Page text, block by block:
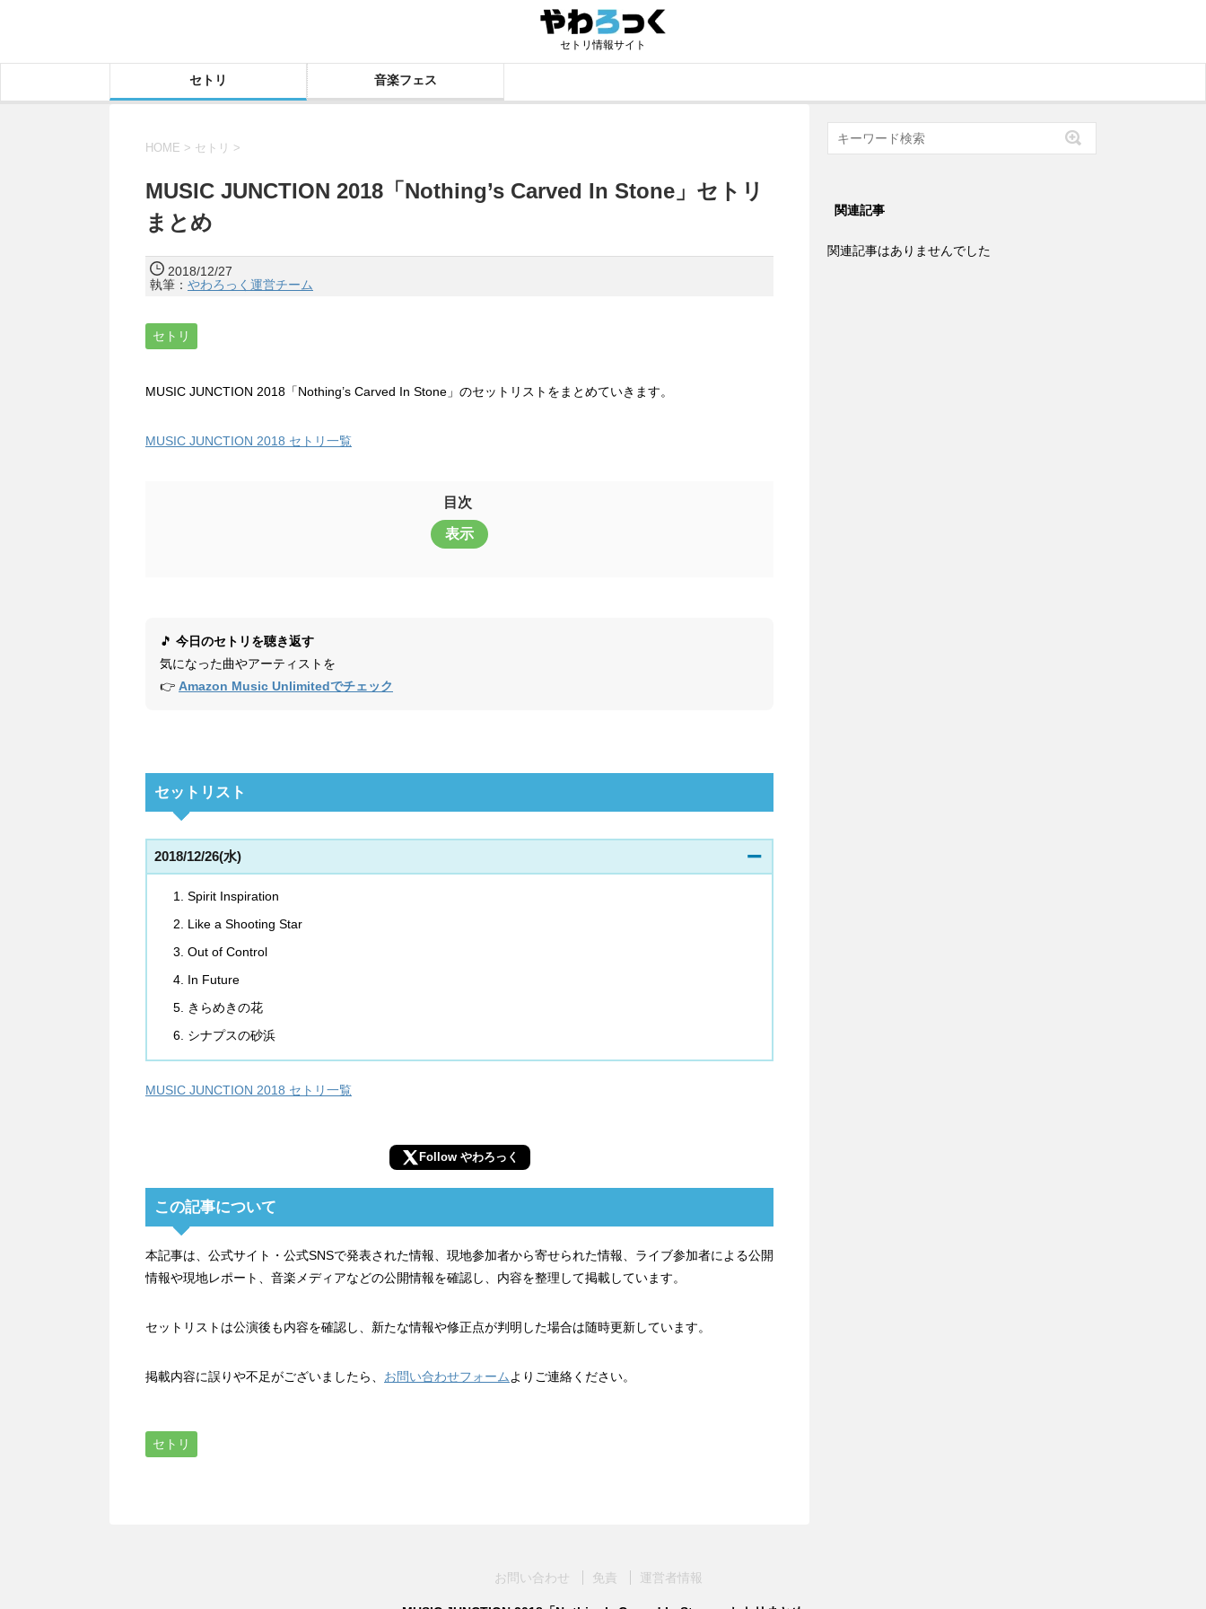
セトリ情報サイト
セトリ 音楽フェス
HOME > セトリ >
MUSIC JUNCTION 2018「Nothing’s Carved In Stone」セトリ
まとめ
2018/12/27
執筆： やわろっく運営チーム
セトリ
MUSIC JUNCTION 2018「Nothing’s Carved In Stone」のセットリストをまとめていきます。
MUSIC JUNCTION 2018 セトリ一覧
目次
表示
🎵 今日のセトリを聴き返す
気になった曲やアーティストを
👉 Amazon Music Unlimitedでチェック
セットリスト
2018/12/26(水)
Spirit Inspiration
Like a Shooting Star
Out of Control
In Future
きらめきの花
シナプスの砂浜
MUSIC JUNCTION 2018 セトリ一覧
Follow やわろっく
この記事について
本記事は、公式サイト・公式SNSで発表された情報、現地参加者から寄せられた情報、ライブ参加者による公開
情報や現地レポート、音楽メディアなどの公開情報を確認し、内容を整理して掲載しています。
セットリストは公演後も内容を確認し、新たな情報や修正点が判明した場合は随時更新しています。
掲載内容に誤りや不足がございましたら、 お問い合わせフォーム よりご連絡ください。
セトリ
関連記事
関連記事はありませんでした
お問い合わせ 免責 運営者情報